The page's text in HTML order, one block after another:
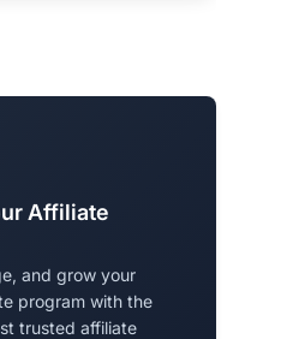
Affiliate
and grow your
program with the
trusted affiliate